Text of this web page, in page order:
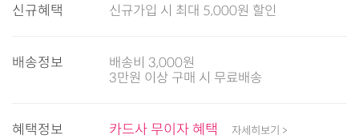
신규혜택 신규가입 시 최대 5,000원 할인
배송정보
배송비 3,000원
3만원 이상 구매 시 무료배송
혜택정보 카드사 무이자 혜택 자세히보기 >